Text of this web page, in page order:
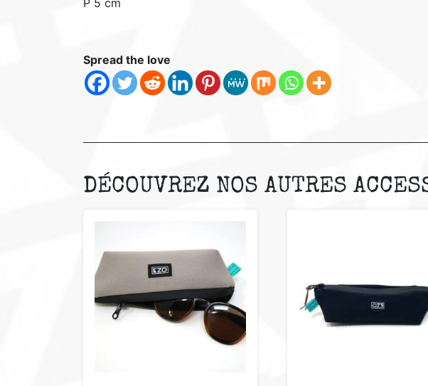
P 5 cm
Spread the love
DÉCOUVREZ NOS AUTRES